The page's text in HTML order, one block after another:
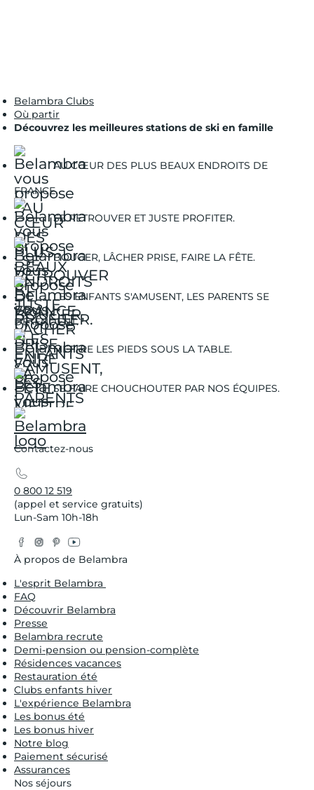
Belambra Clubs
Où partir
Découvrez les meilleures stations de ski en famille
AU CŒUR DES PLUS BEAUX ENDROITS DE
FRANCE.
SE RETROUVER ET JUSTE PROFITER.
BOUGER, LÂCHER PRISE, FAIRE LA FÊTE.
LES ENFANTS S'AMUSENT, LES PARENTS SE
DÉTENDENT.
METTRE LES PIEDS SOUS LA TABLE.
SE FAIRE CHOUCHOUTER PAR NOS ÉQUIPES.
Contactez-nous
0 800 12 519
(appel et service gratuits)
Lun-Sam 10h-18h
Facebook
Instagram
Pinterest
YouTube
À propos de Belambra
L'esprit Belambra
FAQ
Découvrir Belambra
Presse
Belambra recrute
Demi-pension ou pension-complète
Résidences vacances
Restauration été
Clubs enfants hiver
L'expérience Belambra
Les bonus été
Les bonus hiver
Notre blog
Paiement sécurisé
Assurances
Nos séjours